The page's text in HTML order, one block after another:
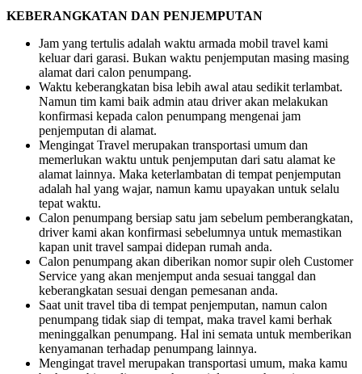
KEBERANGKATAN DAN PENJEMPUTAN
Jam yang tertulis adalah waktu armada mobil travel kami
keluar dari garasi. Bukan waktu penjemputan masing masing
alamat dari calon penumpang.
Waktu keberangkatan bisa lebih awal atau sedikit terlambat.
Namun tim kami baik admin atau driver akan melakukan
konfirmasi kepada calon penumpang mengenai jam
penjemputan di alamat.
Mengingat Travel merupakan transportasi umum dan
memerlukan waktu untuk penjemputan dari satu alamat ke
alamat lainnya. Maka keterlambatan di tempat penjemputan
adalah hal yang wajar, namun kamu upayakan untuk selalu
tepat waktu.
Calon penumpang bersiap satu jam sebelum pemberangkatan,
driver kami akan konfirmasi sebelumnya untuk memastikan
kapan unit travel sampai didepan rumah anda.
Calon penumpang akan diberikan nomor supir oleh Customer
Service yang akan menjemput anda sesuai tanggal dan
keberangkatan sesuai dengan pemesanan anda.
Saat unit travel tiba di tempat penjemputan, namun calon
penumpang tidak siap di tempat, maka travel kami berhak
meninggalkan penumpang. Hal ini semata untuk memberikan
kenyamanan terhadap penumpang lainnya.
Mengingat travel merupakan transportasi umum, maka kamu